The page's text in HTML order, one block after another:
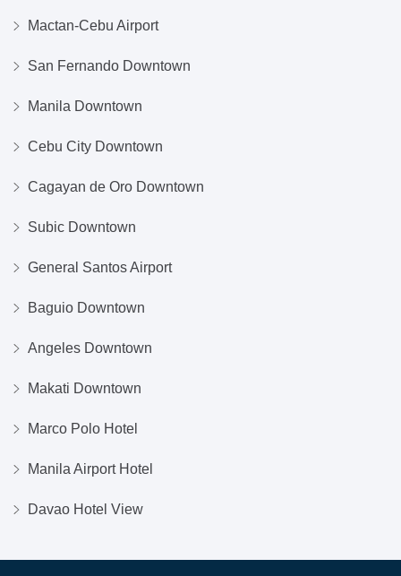
Mactan-Cebu Airport
San Fernando Downtown
Manila Downtown
Cebu City Downtown
Cagayan de Oro Downtown
Subic Downtown
General Santos Airport
Baguio Downtown
Angeles Downtown
Makati Downtown
Marco Polo Hotel
Manila Airport Hotel
Davao Hotel View